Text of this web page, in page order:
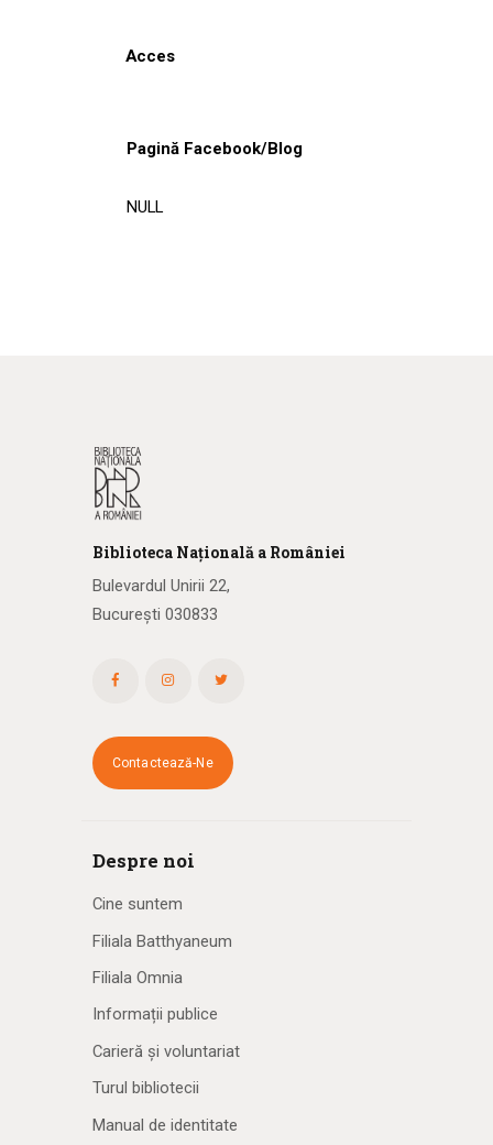
Acces
Pagină Facebook/Blog
NULL
Biblioteca Națională a României
Bulevardul Unirii 22,
București 030833
Contactează-Ne
Despre noi
Cine suntem
Filiala Batthyaneum
Filiala Omnia
Informații publice
Carieră și voluntariat
Turul bibliotecii
Manual de identitate